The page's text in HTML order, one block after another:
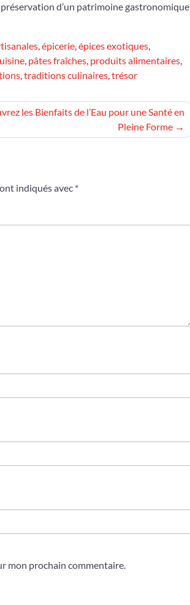
d’un patrimoine gastronomique
,épicerie,épices exotiques,
, pâtes fraîches, produits alimentaires,
,traditions culinaires,trésor
les Bienfaits de l’Eau pour une Santé en
Pleine Forme
indiqués avec *
mon prochain commentaire.